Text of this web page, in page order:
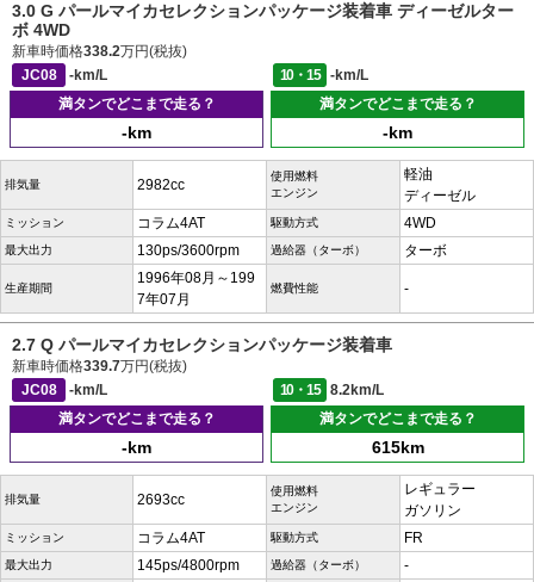
3.0 G パールマイカセレクションパッケージ装着車 ディーゼルター
ボ 4WD
新車時価格338.2万円(税抜)
JC08
-km/L 10・15
-km/L
満タンでどこまで走る？
-km
満タンでどこまで走る？
-km
排気量 2982cc
使用燃料
エンジン
軽油
ディーゼル
ミッション コラム4AT 駆動方式 4WD
最大出力 130ps/3600rpm 過給器（ターボ） ターボ
生産期間
1996年08月～199
7年07月
燃費性能 -
2.7 Q パールマイカセレクションパッケージ装着車
新車時価格339.7万円(税抜)
JC08
-km/L 10・15
8.2km/L
満タンでどこまで走る？
-km
満タンでどこまで走る？
615km
排気量 2693cc
使用燃料
エンジン
レギュラー
ガソリン
ミッション コラム4AT 駆動方式 FR
最大出力 145ps/4800rpm 過給器（ターボ） -